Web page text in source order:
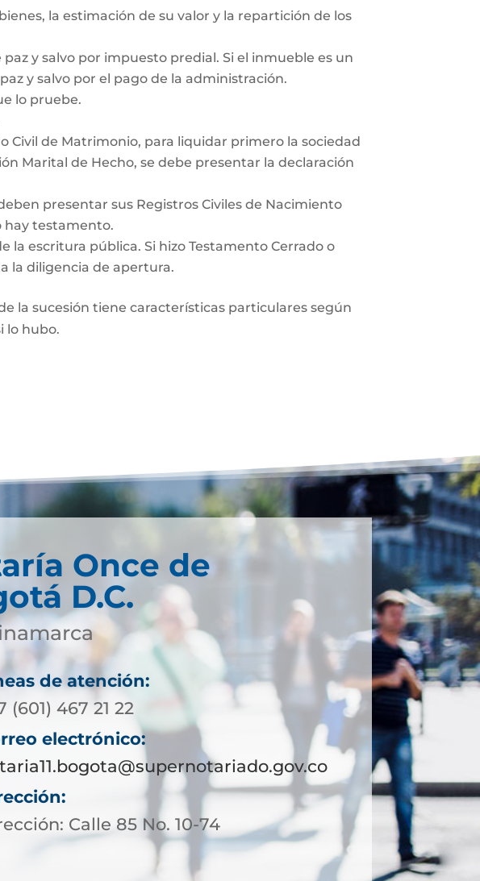
la estimación de su valor y la repartición de los
y salvo por impuesto predial. Si el inmueble es un
y salvo por el pago de la administración.
lo pruebe.
Civil de Matrimonio, para liquidar primero la sociedad
Marital de Hecho, se debe presentar la declaración
presentar sus Registros Civiles de Nacimiento
hay testamento.
escritura pública. Si hizo Testamento Cerrado o
la diligencia de apertura.
la sucesión tiene características particulares según
lo hubo.
Once de
D.C.
de atención:
(601) 467 21 22
electrónico:
Calle 85 No. 10-74